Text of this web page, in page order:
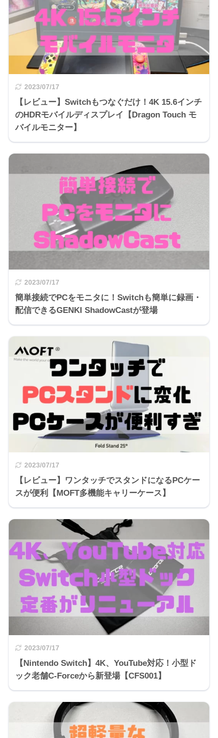
2023/07/17
【レビュー】Switchもつなぐだけ！4K 15.6インチ
のHDRモバイルディスプレイ【Dragon Touch モ
バイルモニター】
2023/07/17
簡単接続でPCをモニタに！Switchも簡単に録画・
配信できるGENKI ShadowCastが登場
2023/07/17
【レビュー】ワンタッチでスタンドになるPCケー
スが便利【MOFT多機能キャリーケース】
2023/07/17
【Nintendo Switch】4K、YouTube対応！小型ド
ック老舗C-Forceから新登場【CFS001】